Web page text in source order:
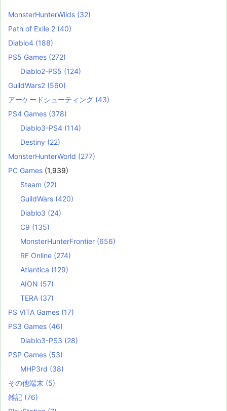
MonsterHunterWilds (32)
Path of Exile 2 (40)
Diablo4 (188)
PS5 Games (272)
Diablo2-PS5 (124)
GuildWars2 (560)
アーケードシューティング (43)
PS4 Games (378)
Diablo3-PS4 (114)
Destiny (22)
MonsterHunterWorld (277)
PC Games (1,939)
Steam (22)
GuildWars (420)
Diablo3 (24)
C9 (135)
MonsterHunterFrontier (656)
RF Online (274)
Atlantica (129)
AION (57)
TERA (37)
PS VITA Games (17)
PS3 Games (46)
Diablo3-PS3 (28)
PSP Games (53)
MHP3rd (38)
その他端末 (5)
雑記 (76)